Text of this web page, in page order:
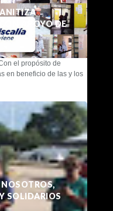
APOYO DE
el propósito de
en beneficio de las y los
SOLIDARIOS